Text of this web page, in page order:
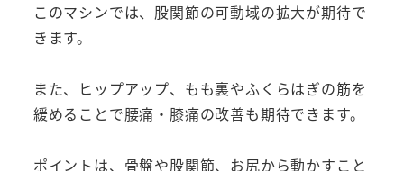
このマシンでは、股関節の可動域の拡大が期待で
きます。
また、ヒップアップ、もも裏やふくらはぎの筋を
緩めることで腰痛・膝痛の改善も期待できます。
ポイントは、骨盤や股関節、お尻から動かすこと